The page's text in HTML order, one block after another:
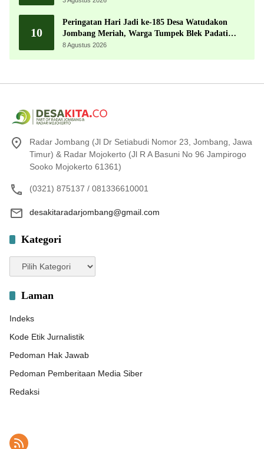
10
Peringatan Hari Jadi ke-185 Desa Watudakon
Jombang Meriah, Warga Tumpek Blek Padati
Karnaval Budaya
8 Agustus 2026
Radar Jombang (Jl Dr Setiabudi Nomor 23, Jombang, Jawa
Timur) & Radar Mojokerto (Jl R A Basuni No 96 Jampirogo
Sooko Mojokerto 61361)
(0321) 875137 / 081336610001
desakitaradarjombang@gmail.com
Kategori
Kategori
Laman
Indeks
Kode Etik Jurnalistik
Pedoman Hak Jawab
Pedoman Pemberitaan Media Siber
Redaksi